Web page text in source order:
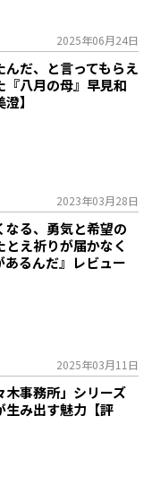
2025年06月24日
んだ、と言ってもらえ
『八月の母』早見和
】
2023年03月28日
る、勇気と希望の
とえ祈りが届かなく
るんだ』レビュー
2025年03月11日
木事務所」シリーズ
生み出す魅力【評